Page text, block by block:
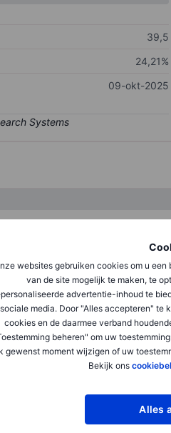
websites gebruiken cookies om u
van de site mogelijk te maken, te
advertentie-inhoud te
sociale media. Door "Alles accepteren" te
cookies en de daarmee verband
beheren" om uw
gewenst moment wijzigen of uw
Bekijk ons
Alles
39,5
24,21%
09-okt-2025